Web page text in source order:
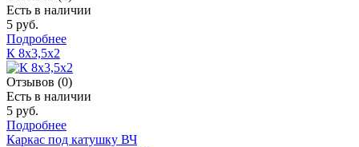
Есть в наличии
5 руб.
Подробнее
К 8х3,5х2
Отзывов (0)
Есть в наличии
5 руб.
Подробнее
Каркас под катушку ВЧ